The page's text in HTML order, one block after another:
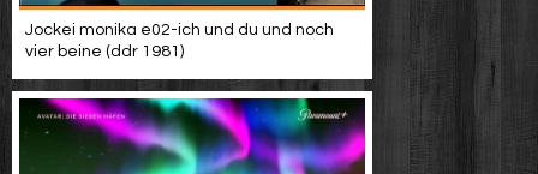
Jockei monika e02-ich und du und noch
vier beine (ddr 1981)